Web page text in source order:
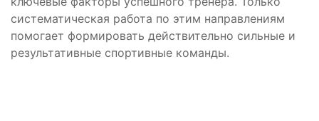
систематическая работа по этим направлениям
помогает формировать действительно сильные и
результативные спортивные команды.